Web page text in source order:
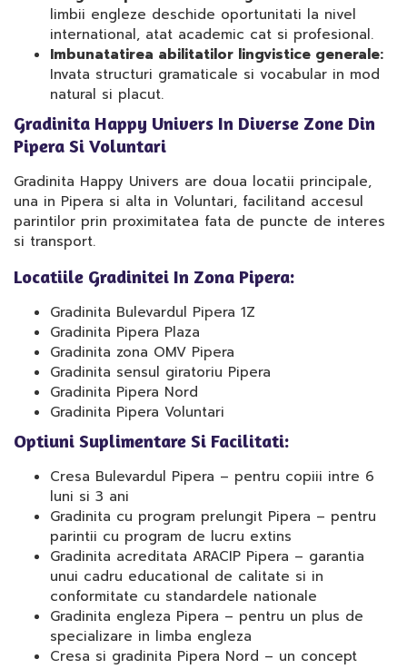
limbii engleze deschide oportunitati la nivel
international, atat academic cat si profesional.
Imbunatatirea abilitatilor lingvistice generale:
Invata structuri gramaticale si vocabular in mod
natural si placut.
Gradinita Happy Univers In Diverse Zone Din
Pipera Si Voluntari
Gradinita Happy Univers are doua locatii principale,
una in Pipera si alta in Voluntari, facilitand accesul
parintilor prin proximitatea fata de puncte de interes
si transport.
Locatiile Gradinitei In Zona Pipera:
Gradinita Bulevardul Pipera 1Z
Gradinita Pipera Plaza
Gradinita zona OMV Pipera
Gradinita sensul giratoriu Pipera
Gradinita Pipera Nord
Gradinita Pipera Voluntari
Optiuni Suplimentare Si Facilitati:
Cresa Bulevardul Pipera – pentru copiii intre 6
luni si 3 ani
Gradinita cu program prelungit Pipera – pentru
parintii cu program de lucru extins
Gradinita acreditata ARACIP Pipera – garantia
unui cadru educational de calitate si in
conformitate cu standardele nationale
Gradinita engleza Pipera – pentru un plus de
specializare in limba engleza
Cresa si gradinita Pipera Nord – un concept